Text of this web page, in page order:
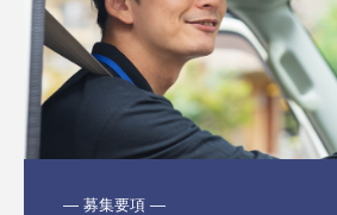
― 募集要項 ―